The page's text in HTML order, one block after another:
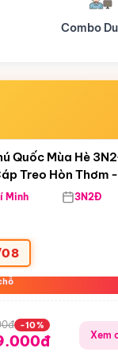
Tour Doanh
19:16:35
Treo Hòn Thơm
Quốc Mùa Hè
Treo Hòn Thơm
Viên Nước
Minh 3N2Đ
-10%
Xem